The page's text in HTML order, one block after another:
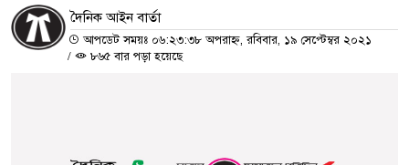
দৈনিক আইন বার্তা
আপডেট সময়ঃ ০৬:২৩:৩৮ অপরাহ্ন, রবিবার, ১৯ সেপ্টেম্বর ২০২১
/
৮৬৫ বার পড়া হয়েছে